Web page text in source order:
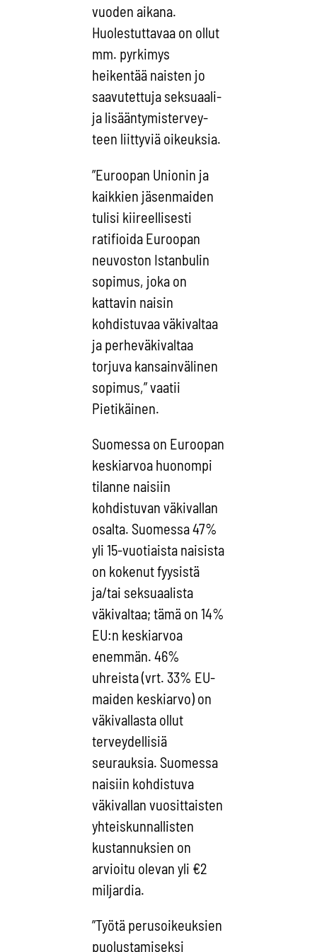
vuoden aikana.
Huolestuttavaa on ollut
mm. pyrkimys
heikentää naisten jo
saavutettuja seksuaali-
ja lisääntymistervey-
teen liittyviä oikeuksia.
”Euroopan Unionin ja
kaikkien jäsenmaiden
tulisi kiireellisesti
ratifioida Euroopan
neuvoston Istanbulin
sopimus, joka on
kattavin naisin
kohdistuvaa väkivaltaa
ja perheväkivaltaa
torjuva kansainvälinen
sopimus,” vaatii
Pietikäinen.
Suomessa on Euroopan
keskiarvoa huonompi
tilanne naisiin
kohdistuvan väkivallan
osalta. Suomessa 47%
yli 15-vuotiaista naisista
on kokenut fyysistä
ja/tai seksuaalista
väkivaltaa; tämä on 14%
EU:n keskiarvoa
enemmän. 46%
uhreista (vrt. 33% EU-
maiden keskiarvo) on
väkivallasta ollut
terveydellisiä
seurauksia. Suomessa
naisiin kohdistuva
väkivallan vuosittaisten
yhteiskunnallisten
kustannuksien on
arvioitu olevan yli €2
miljardia.
”Työtä perusoikeuksien
puolustamiseksi